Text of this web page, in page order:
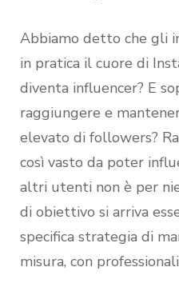
Abbiamo detto che gli
in pratica il cuore di
diventa influencer? E
raggiungere e
elevato di followers?
così vasto da poter
altri utenti non è per
di obiettivo si arriva
specifica strategia di
misura, con